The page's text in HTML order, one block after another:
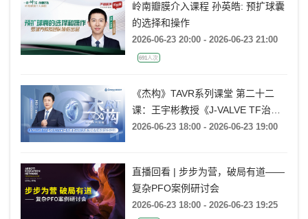
岭南瓣膜介入课程 孙英皓: 预扩球囊
的选择和操作
2026-06-23 20:00 - 2026-06-23 21:00
691人次
《杰构》TAVR系列课堂 第二十二
课：王宇彬教授《J-VALVE TF治疗
52mm超大窦部AR：入窦策略与释
2026-06-23 18:00 - 2026-06-23 19:00
直播回看 | 步步为营，破局有道——
复杂PFO案例研讨会
2026-06-23 18:00 - 2026-06-23 19:25